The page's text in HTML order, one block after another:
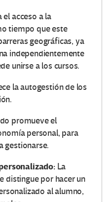
acceso a la
tiempo que este
geográficas, ya
independientemente
unirse a los cursos.
la autogestión de los
promueve el
personal, para
gestionarse.
La
distingue por hacer un
al alumno,